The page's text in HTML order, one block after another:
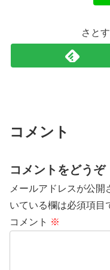
さと
コメント
コメントをどうぞ
メールアドレスが公開
いている欄は必須項目
コメント ※